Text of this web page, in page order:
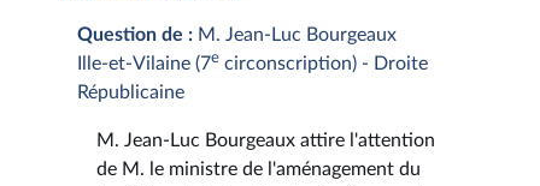
Question de : M. Jean-Luc Bourgeaux
Ille-et-Vilaine (7e circonscription) - Droite
Républicaine
M. Jean-Luc Bourgeaux attire l'attention
de M. le ministre de l'aménagement du